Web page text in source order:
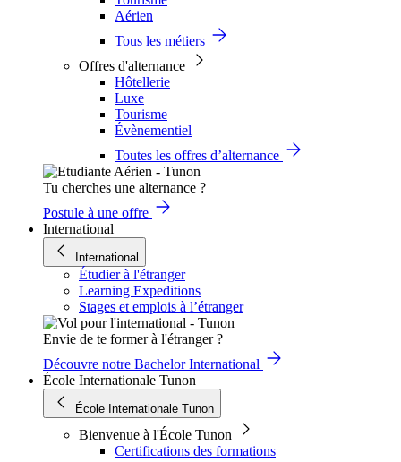
Aérien
Tous les métiers
Offres d'alternance
Hôtellerie
Luxe
Tourisme
Évènementiel
Toutes les offres d’alternance
Tu cherches une alternance ?
Postule à une offre
International
International
Étudier à l'étranger
Learning Expeditions
Stages et emplois à l’étranger
Envie de te former à l'étranger ?
Découvre notre Bachelor International
École Internationale Tunon
École Internationale Tunon
Bienvenue à l'École Tunon
Certifications des formations